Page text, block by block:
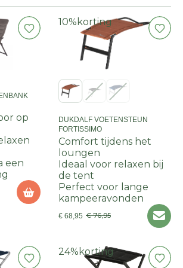
op
een
10% korting
DUKDALF VOETENSTEUN
FORTISSIMO
Comfort tijdens het
loungen
Ideaal voor relaxen bij
de tent
Perfect voor lange
kampeeravonden
€ 68,95 € 76,95
24% korting